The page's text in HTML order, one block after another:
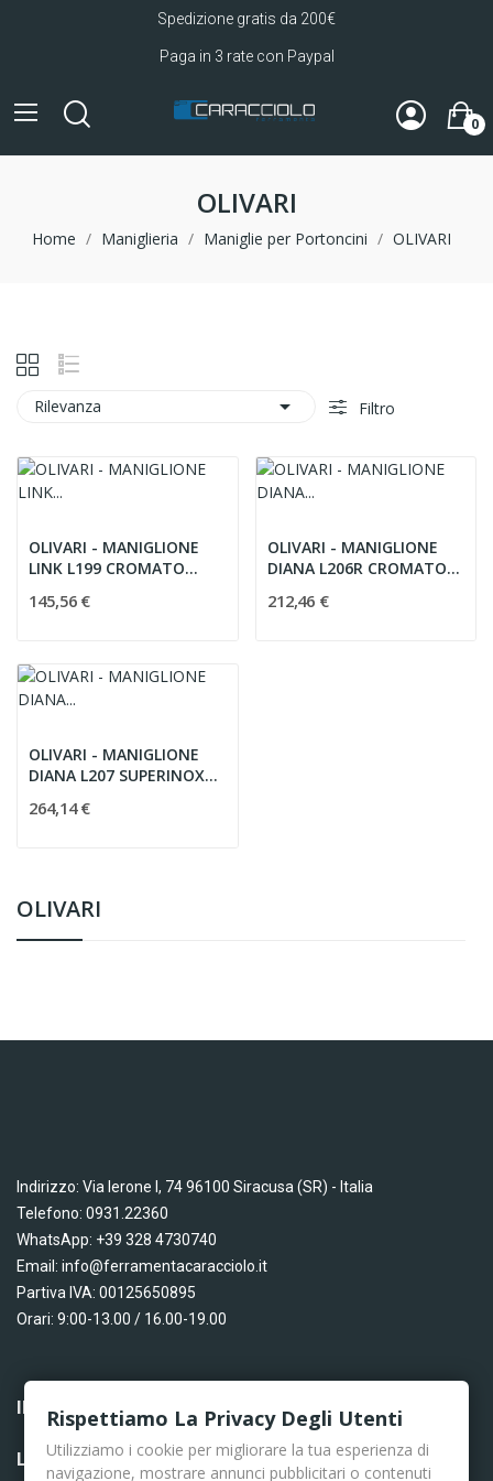
Spedizione gratis da 200€
Paga in 3 rate con Paypal
0
OLIVARI
Home Maniglieria Maniglie per Portoncini OLIVARI
OLIVARI
Rilevanza  Filtro
OLIVARI - MANIGLIONE
LINK L199 CROMATO
145,56 €
OLIVARI - MANIGLIONE
DIANA L206R CROMATO
212,46 €
OLIVARI - MANIGLIONE
DIANA L207 SUPERINOX
264,14 €
Indirizzo: Via Ierone I, 74 96100 Siracusa (SR) - Italia
Telefono: 0931.22360
WhatsApp: +39 328 4730740
Email: info@ferramentacaracciolo.it
Partiva IVA: 00125650895
Orari: 9:00-13.00 / 16.00-19.00
INFORMAZIONI
LINK UTILI
Rispettiamo La Privacy Degli Utenti
Utilizziamo i cookie per migliorare la tua esperienza di
navigazione, mostrare annunci pubblicitari o contenuti